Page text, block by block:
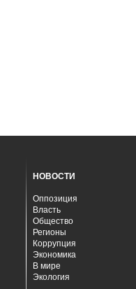
НОВОСТИ
Оппозиция
Власть
Общество
Регионы
Коррупция
Экономика
В мире
Экология